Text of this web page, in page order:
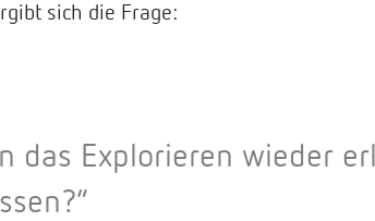
sich die Frage:
das Explorieren wieder